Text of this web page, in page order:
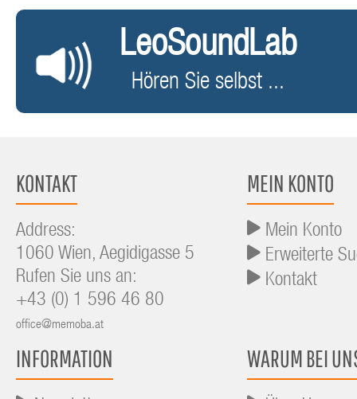
LeoSoundLab
Hören Sie selbst ...
KONTAKT
Address:
1060 Wien, Aegidigasse 5
Rufen Sie uns an:
+43 (0) 1 596 46 80
office@memoba.at
MEIN KONTO
Mein Konto
Erweiterte
Kontakt
INFORMATION WARUM BEI